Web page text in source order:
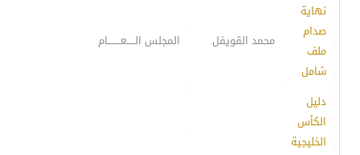
نهاية
صدام
ملف
شامل
محمد القويفل المجلس الـــــعــــــــام
دليل
الكأس
الخليجية